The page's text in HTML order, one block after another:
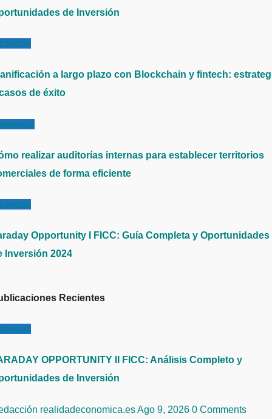
de Inversión
a largo plazo con Blockchain y fintech:
de éxito
realizar auditorías internas para establecer territorios
de forma eficiente
Opportunity I FICC: Guía Completa y Oportunidades
Inversión 2024
Recientes
OPPORTUNITY II FICC: Análisis Completo y
de Inversión
realidadeconomica.esAgo 9, 2026 0 Comments